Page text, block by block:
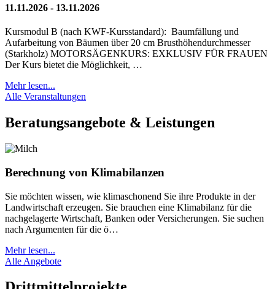
11.11.2026 - 13.11.2026
Kursmodul B (nach KWF-Kursstandard): Baumfällung und
Aufarbeitung von Bäumen über 20 cm Brusthöhendurchmesser
(Starkholz) MOTORSÄGENKURS: EXKLUSIV FÜR FRAUEN
Der Kurs bietet die Möglichkeit, …
Mehr lesen...
Alle Veranstaltungen
Beratungsangebote & Leistungen
Berechnung von Klimabilanzen
Sie möchten wissen, wie klimaschonend Sie ihre Produkte in der
Landwirtschaft erzeugen. Sie brauchen eine Klimabilanz für die
nachgelagerte Wirtschaft, Banken oder Versicherungen. Sie suchen
nach Argumenten für die ö…
Mehr lesen...
Alle Angebote